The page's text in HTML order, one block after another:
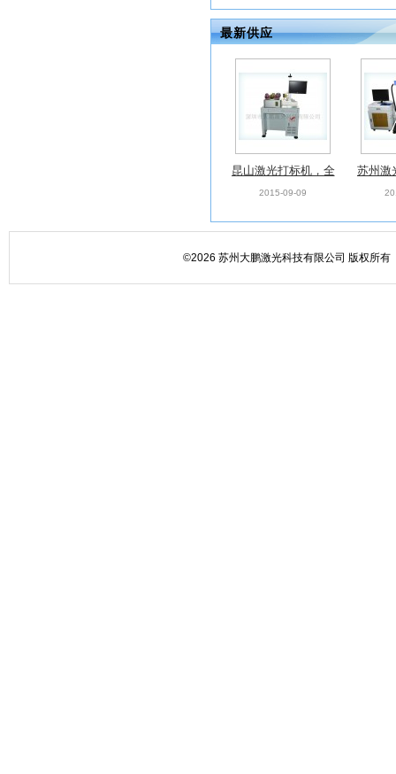
最新供应
昆山激光打标机，全
新光纤激光打标机
2015-09-09
苏州激
新光
©2026 苏州大鹏激光科技有限公司 版权所